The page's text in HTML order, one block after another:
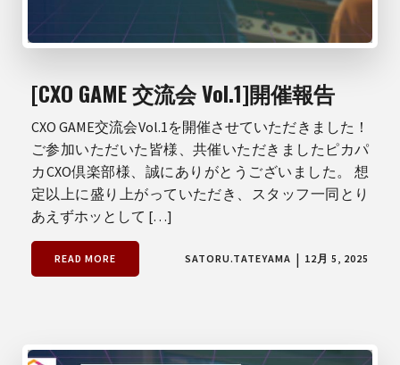
[CXO GAME 交流会 Vol.1]開催報告
CXO GAME交流会Vol.1を開催させていただきました！
ご参加いただいた皆様、共催いただきましたピカパ
カCXO倶楽部様、誠にありがとうございました。 想
定以上に盛り上がっていただき、スタッフ一同とり
あえずホッとして […]
READ MORE SATORU.TATEYAMA | 12月 5, 2025